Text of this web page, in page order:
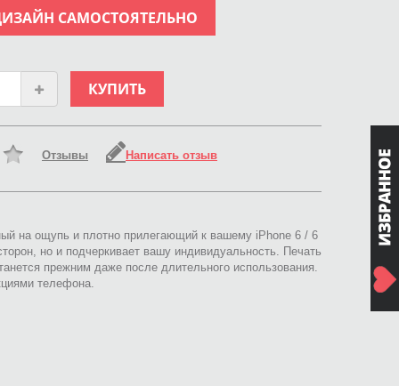
САМОСТОЯТЕЛЬНО
КУПИТЬ
Отзывы Написать отзыв
на ощупь и плотно прилегающий к вашему iPhone 6 / 6
но и подчеркивает вашу индивидуальность. Печать
прежним даже после длительного использования.
телефона.